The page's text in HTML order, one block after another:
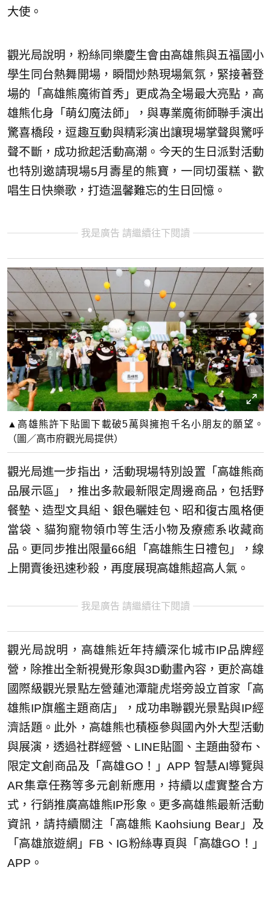
大使。
觀光局說明，粉絲同樂慶生會由高雄熊與五福國小
學生同台熱舞開場，瞬間炒熱現場氣氛，緊接著登
場的「高雄熊魔術首秀」更成為全場最大亮點，高
雄熊化身「萌幻魔法師」，與專業魔術師聯手演出
驚喜橋段，逗趣互動與精彩演出讓現場掌聲與驚呼
聲不斷，成功掀起活動高潮。今天的生日派對活動
也特別邀請現場5月壽星的熊寶，一同切蛋糕、歡
唱生日快樂歌，打造溫馨難忘的生日回憶。
我是廣告 請繼續往下閱讀
▲高雄熊許下貼圖下載破5萬與擁抱千名小朋友的願望。
（圖／高市府觀光局提供）
觀光局進一步指出，活動現場特別設置「高雄熊商
品展示區」，推出多款最新限定周邊商品，包括野
餐墊、造型文具組、銀色曬娃包、昭和復古風格便
當袋、貓狗寵物領巾等生活小物及療癒系收藏商
品。更同步推出限量66組「高雄熊生日禮包」，線
上開賣後迅速秒殺，再度展現高雄熊超高人氣。
我是廣告 請繼續往下閱讀
觀光局說明，高雄熊近年持續深化城市IP品牌經
營，除推出全新視覺形象與3D動畫內容，更於高雄
國際級觀光景點左營蓮池潭龍虎塔旁設立首家「高
雄熊IP旗艦主題商店」，成功串聯觀光景點與IP經
濟話題。此外，高雄熊也積極參與國內外大型活動
與展演，透過社群經營、LINE貼圖、主題曲發布、
限定文創商品及「高雄GO！」APP 智慧AI導覽與
AR集章任務等多元創新應用，持續以虛實整合方
式，行銷推廣高雄熊IP形象。更多高雄熊最新活動
資訊，請持續關注「高雄熊 Kaohsiung Bear」及
「高雄旅遊網」FB、IG粉絲專頁與「高雄GO！」
APP。